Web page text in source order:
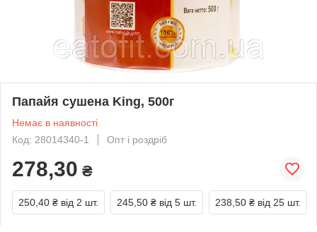
Папайя сушена King, 500г
Немає в наявності
Код: 28014340-1
Опт і роздріб
278,30 ₴
250,40 ₴ від 2 шт. 245,50 ₴ від 5 шт. 238,50 ₴ від 25 шт.